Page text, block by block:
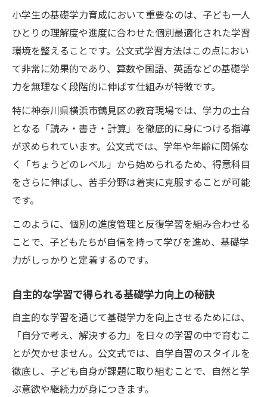
小学生が成長を実感できる学びの体験談
公文式で伸ばす小学生の考える力と基礎学
力
神奈川県横浜市鶴見区発の学力育成アプローチ
鶴見区で広がる基礎学力育成の新しい形
小学生の自主学習が根付く地域の工夫
公文式学習法が地域教育に与える影響
基礎学力育成を支える地域の取り組み事例
鶴見区で実践される学力アップの秘訣
公文式が小学生に与える思考力向上の理由
基礎学力育成と考える力を両立する方法
公文式学習で得られる集中力と自主性の伸
小学生の問題解決力を育む学習環境づくり
公文式が導く自ら学ぶ姿勢と基礎学力向上
子どもの主体性を尊重した学習法の魅力
主体性を育む小学生向け学習法のポイント
基礎学力育成を促す自主的な学びの習慣
小学生の基礎学力育成において重要なのは、子ども一人
ひとりの理解度や進度に合わせた個別最適化された学習
環境を整えることです。公文式学習方法はこの点におい
て非常に効果的であり、算数や国語、英語などの基礎学
力を無理なく段階的に伸ばす仕組みが特徴です。
特に神奈川県横浜市鶴見区の教育現場では、学力の土台
となる「読み・書き・計算」を徹底的に身につける指導
が求められています。公文式では、学年や年齢に関係な
く「ちょうどのレベル」から始められるため、得意科目
をさらに伸ばし、苦手分野は着実に克服することが可能
です。
このように、個別の進度管理と反復学習を組み合わせる
ことで、子どもたちが自信を持って学びを進め、基礎学
力がしっかりと定着するのです。
自主的な学習で得られる基礎学力向上の秘訣
自主的な学習を通じて基礎学力を向上させるためには、
「自分で考え、解決する力」を日々の学習の中で育むこ
とが欠かせません。公文式では、自学自習のスタイルを
徹底し、子ども自身が課題に取り組むことで、自然と学
ぶ意欲や継続力が身につきます。